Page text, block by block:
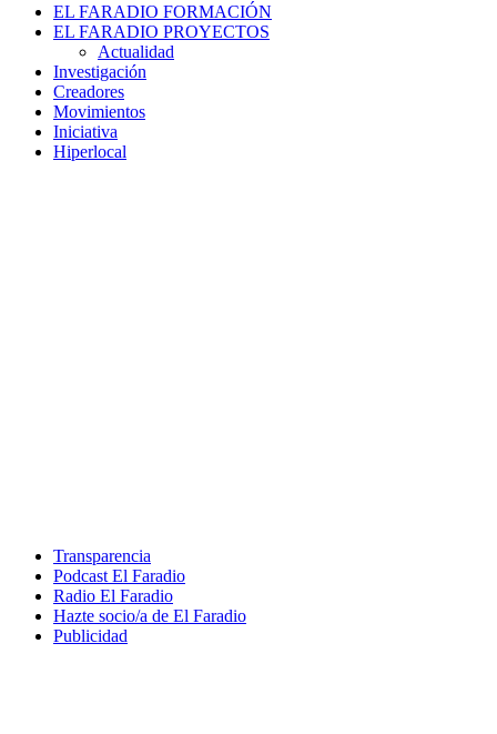
EL FARADIO FORMACIÓN
EL FARADIO PROYECTOS
Actualidad
Investigación
Creadores
Movimientos
Iniciativa
Hiperlocal
Transparencia
Podcast El Faradio
Radio El Faradio
Hazte socio/a de El Faradio
Publicidad